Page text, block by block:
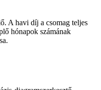
A havi díj a csomag teljes
hónapok számának